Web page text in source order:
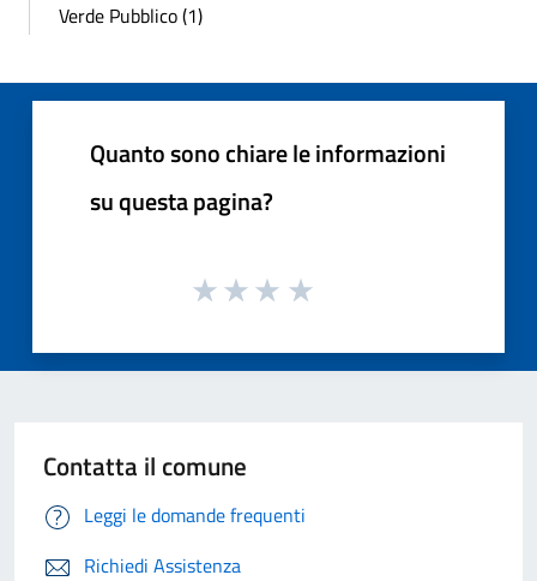
Verde Pubblico (1)
Quanto sono chiare le informazioni
su questa pagina?
Contatta il comune
Leggi le domande frequenti
Richiedi Assistenza